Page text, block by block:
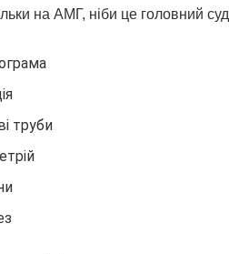
на АМГ, ніби це головний
труби